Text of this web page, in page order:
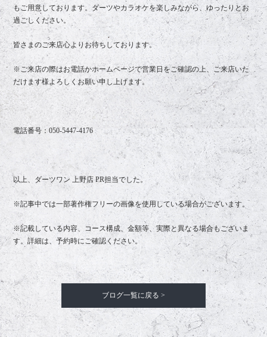
もご用意しております。ダーツやカラオケを楽しみながら、ゆったりとお
過ごしください。
皆さまのご来店心よりお待ちしております。
※ご来店の際はお電話かホームページで営業日をご確認の上、ご来店いた
だけます様よろしくお願い申し上げます。
電話番号：050-5447-4176
以上、ダーツワン 上野店 PR担当でした。
※記事中では一部著作権フリーの画像を使用している場合がございます。
※記載している内容、コース構成、金額等、実際と異なる場合もございま
す。詳細は、予約時にご確認ください。
ブログ一覧に戻る >